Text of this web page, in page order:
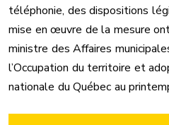
téléphonie, des dispositions
mise en œuvre de la mesure
ministre des Affaires
l’Occupation du territoire et
nationale du Québec au